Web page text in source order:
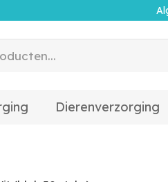
Dierenverzorging